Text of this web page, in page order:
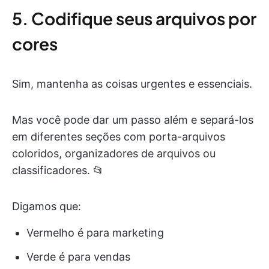
5. Codifique seus arquivos por
cores
Sim, mantenha as coisas urgentes e essenciais.
Mas você pode dar um passo além e separá-los
em diferentes seções com porta-arquivos
coloridos, organizadores de arquivos ou
classificadores. 📂
Digamos que:
Vermelho é para marketing
Verde é para vendas